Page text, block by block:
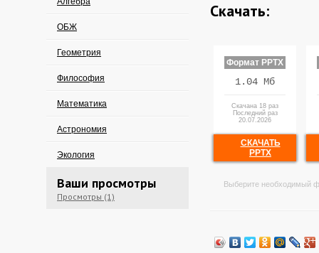
ОБЖ
Геометрия
Философия
Математика
Астрономия
Экология
Ваши просмотры
Просмотры (1)
Скачать:
Формат PPTX
1.04 Мб
Скачана 18 раз
Последний раз
20.07.2026
СКАЧАТЬ
PPTX
Выберите необходимый